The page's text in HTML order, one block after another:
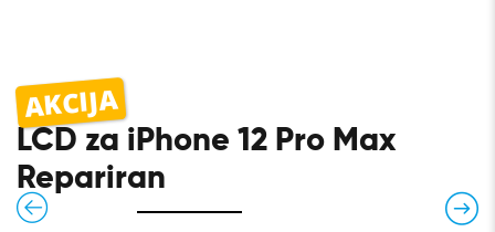
AKCIJA
LCD za iPhone 12 Pro Max
Repariran